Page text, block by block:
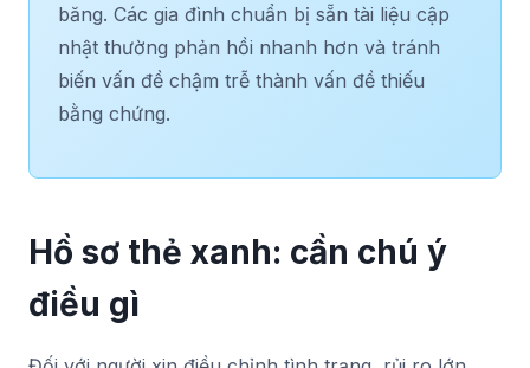
băng. Các gia đình chuẩn bị sẵn tài liệu cập
nhật thường phản hồi nhanh hơn và tránh
biến vấn đề chậm trễ thành vấn đề thiếu
bằng chứng.
Hồ sơ thẻ xanh: cần chú ý
điều gì